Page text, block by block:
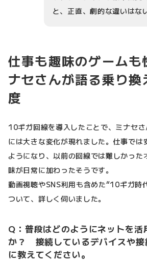
と、正直、劇的な違いはな
仕事も趣味のゲームも
ナセさんが語る乗り換
度
10ギガ回線を導入したことで、ミナセ
には大きな変化が現れました。仕事では
ようになり、以前の回線では難しかった
味が日常に加わったそうです。
動画視聴やSNS利用も含めた“10ギガ時
ついて、詳しく伺いました。
Q：普段はどのようにネットを活
か？ 接続しているデバイスや接
に教えてください。